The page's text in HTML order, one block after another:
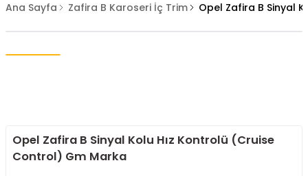
Ana Sayfa Zafira B Karoseri İç Trim Opel Zafira B Sinyal
Opel Zafira B Sinyal Kolu Hız Kontrolü (Cruise
Control) Gm Marka